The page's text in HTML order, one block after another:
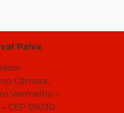
Paiva
Câmara,
Vermelho –
CEP 59030-